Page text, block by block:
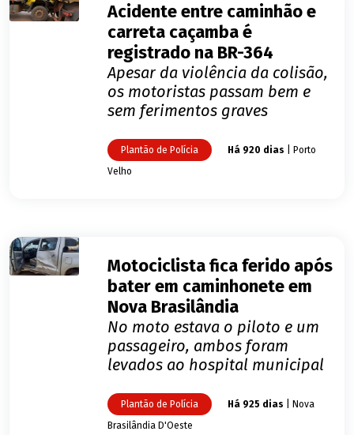
Acidente entre caminhão e
carreta caçamba é
registrado na BR-364
Apesar da violência da colisão,
os motoristas passam bem e
sem ferimentos graves
Plantão de Polícia Há 920 dias | Porto
Velho
Motociclista fica ferido após
bater em caminhonete em
Nova Brasilândia
No moto estava o piloto e um
passageiro, ambos foram
levados ao hospital municipal
Plantão de Polícia Há 925 dias | Nova
Brasilândia D'Oeste